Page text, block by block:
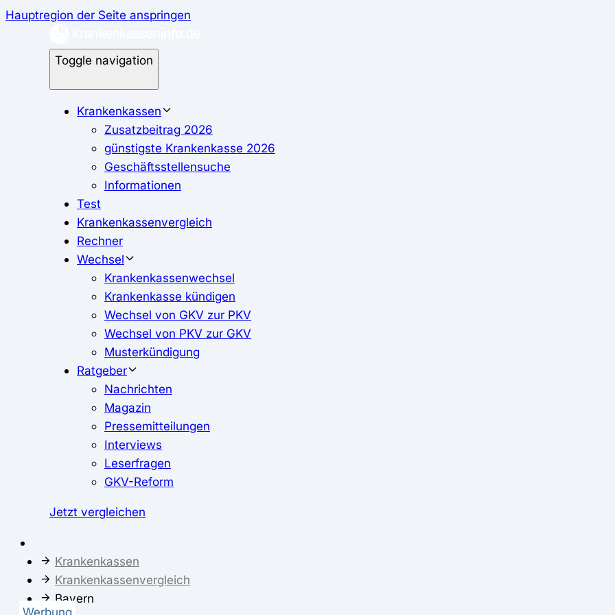
Hauptregion der Seite anspringen
Toggle navigation
Krankenkassen
Zusatzbeitrag 2026
günstigste Krankenkasse 2026
Geschäftsstellensuche
Informationen
Test
Krankenkassenvergleich
Rechner
Wechsel
Krankenkassenwechsel
Krankenkasse kündigen
Wechsel von GKV zur PKV
Wechsel von PKV zur GKV
Musterkündigung
Ratgeber
Nachrichten
Magazin
Pressemitteilungen
Interviews
Leserfragen
GKV-Reform
Jetzt vergleichen
Krankenkassen
Krankenkassenvergleich
Bayern
Werbung